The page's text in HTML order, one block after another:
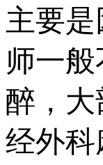
主要
师一
醉，
经外